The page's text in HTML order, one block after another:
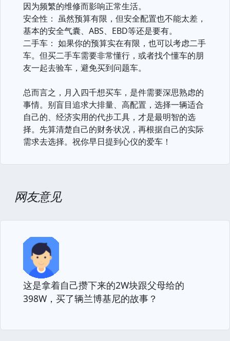
因为频繁的维修而影响正常生活。
安全性： 虽然预算有限，但安全配置也不能太差，
基本的安全气囊、ABS、EBD等还是要有。
二手车： 如果你的预算实在有限，也可以考虑二手
车。但买二手车需要非常懂行，或者找个懂车的朋
友一起去验车，避免买到问题车。
总而言之，月入四千想买车，是件需要深思熟虑的
事情。别盲目追求大排量、高配置，选择一辆适合
自己的、经济实用的代步工具，才是最明智的选
择。先算清楚自己的财务状况，再根据自己的实际
需求去选择。祝你早日提到心仪的爱车！
网友意见
这是拿着自己攒下来的2W块跟父母给的
398W，买了辆兰博基尼的故事？